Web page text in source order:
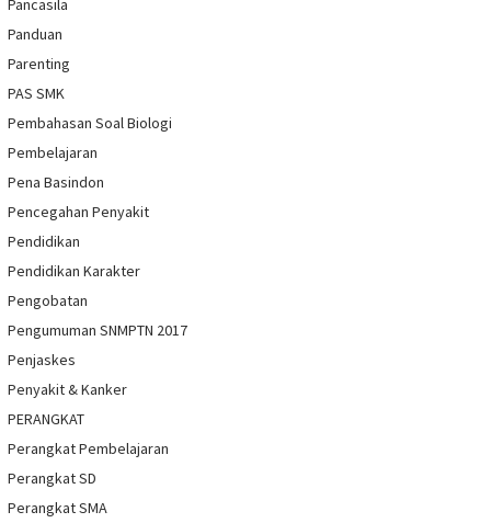
Pancasila
Panduan
Parenting
PAS SMK
Pembahasan Soal Biologi
Pembelajaran
Pena Basindon
Pencegahan Penyakit
Pendidikan
Pendidikan Karakter
Pengobatan
Pengumuman SNMPTN 2017
Penjaskes
Penyakit & Kanker
PERANGKAT
Perangkat Pembelajaran
Perangkat SD
Perangkat SMA